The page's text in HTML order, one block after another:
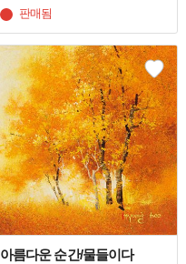
판매됨
아름다운 순간/물들이다